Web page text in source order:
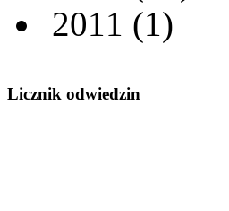
2011 (1)
Licznik odwiedzin